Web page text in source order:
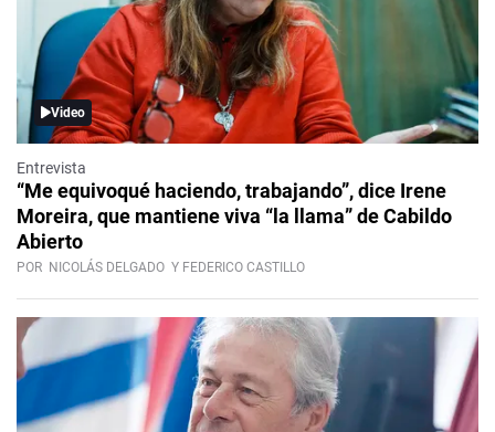
Video
Entrevista
“Me equivoqué haciendo, trabajando”, dice Irene
Moreira, que mantiene viva “la llama” de Cabildo
Abierto
POR NICOLÁS DELGADO Y FEDERICO CASTILLO